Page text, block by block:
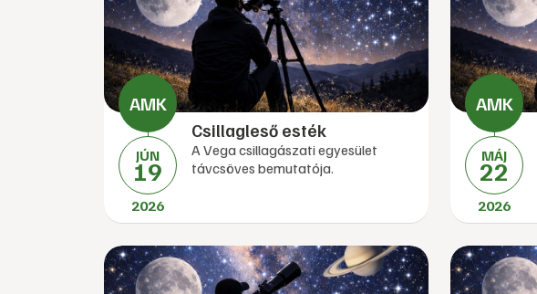
JÚN
19
2026
Csillagleső esték
A Vega csillagászati egyesület
távcsöves bemutatója.
MÁJ
22
2026